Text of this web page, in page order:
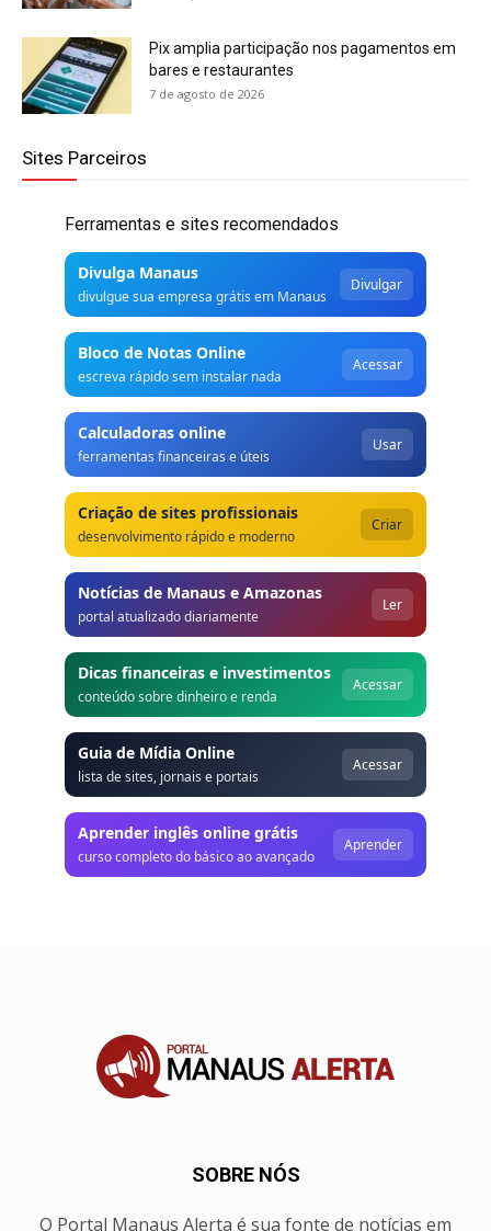
Pix amplia participação nos pagamentos em
bares e restaurantes
7 de agosto de 2026
Sites Parceiros
Ferramentas e sites recomendados
Divulga Manaus
divulgue sua empresa grátis em Manaus
Divulgar
Bloco de Notas Online
escreva rápido sem instalar nada
Acessar
Calculadoras online
ferramentas financeiras e úteis
Usar
Criação de sites profissionais
desenvolvimento rápido e moderno
Criar
Notícias de Manaus e Amazonas
portal atualizado diariamente
Ler
Dicas financeiras e investimentos
conteúdo sobre dinheiro e renda
Acessar
Guia de Mídia Online
lista de sites, jornais e portais
Acessar
Aprender inglês online grátis
curso completo do básico ao avançado
Aprender
SOBRE NÓS
O Portal Manaus Alerta é sua fonte de notícias em